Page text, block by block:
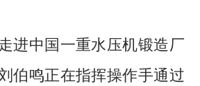
中国一重水压机锻造厂
伯鸣正在指挥操作手通过